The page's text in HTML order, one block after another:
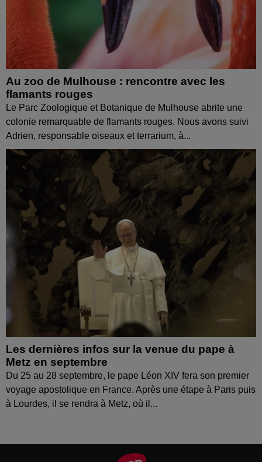
Au zoo de Mulhouse : rencontre avec les
flamants rouges
Le Parc Zoologique et Botanique de Mulhouse abrite une
colonie remarquable de flamants rouges. Nous avons suivi
Adrien, responsable oiseaux et terrarium, à...
Les dernières infos sur la venue du pape à
Metz en septembre
Du 25 au 28 septembre, le pape Léon XIV fera son premier
voyage apostolique en France. Après une étape à Paris puis
à Lourdes, il se rendra à Metz, où il...